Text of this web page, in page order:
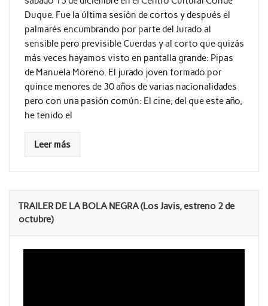
Duque. Fue la última sesión de cortos y después el
palmarés encumbrando por parte del Jurado al
sensible pero previsible Cuerdas y al corto que quizás
más veces hayamos visto en pantalla grande: Pipas
de Manuela Moreno. El jurado joven formado por
quince menores de 30 años de varias nacionalidades
pero con una pasión común: El cine; del que este año,
he tenido el
Leer más
TRAILER DE LA BOLA NEGRA (Los Javis, estreno 2 de
octubre)